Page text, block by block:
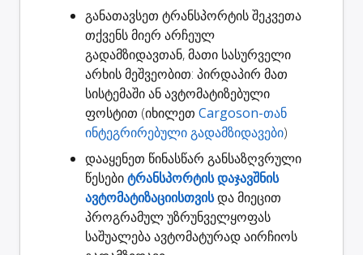
განათავსეთ ტრანსპორტის შეკვეთა
თქვენს მიერ არჩეულ
გადამზიდავთან, მათი სასურველი
არხის მეშვეობით: პირდაპირ მათ
სისტემაში ან ავტომატიზებული
ფოსტით (იხილეთ Cargoson-თან
ინტეგრირებული გადამზიდავები)
დააყენეთ წინასწარ განსაზღვრული
წესებიტრანსპორტის დაჯავშნის
ავტომატიზაციისთვისდა მიეცით
პროგრამულ უზრუნველყოფას
საშუალება ავტომატურად აირჩიოს